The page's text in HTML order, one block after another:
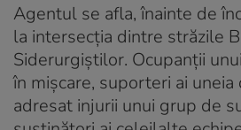
Agentul se afla, înainte de
la intersecţia dintre străzile
Siderurgiştilor. Ocupanţii
în mişcare, suporteri ai
adresat injurii unui grup de